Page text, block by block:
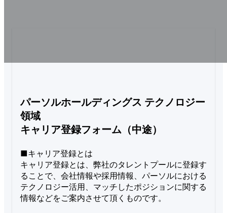
パーソルホールディングス テクノロジー
領域
キャリア登録フォーム（中途）
■キャリア登録とは
キャリア登録とは、弊社のタレントプールに登録す
ることで、会社情報や採用情報、パーソルにおける
テクノロジー活用、マッチしたポジションに関する
情報などをご案内させて頂くものです。